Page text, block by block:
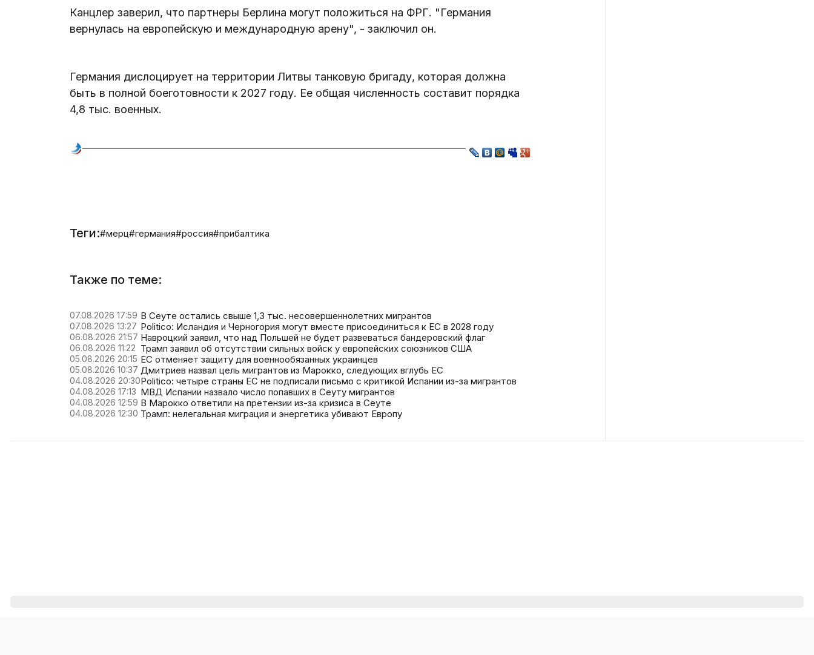
Канцлер заверил, что партнеры Берлина могут положиться на ФРГ. "Германия
вернулась на европейскую и международную арену", - заключил он.
Германия дислоцирует на территории Литвы танковую бригаду, которая должна
быть в полной боеготовности к 2027 году. Ее общая численность составит порядка
4,8 тыс. военных.
Теги:#мерц#германия#россия#прибалтика
Также по теме:
07.08.2026 17:59 В Сеуте остались свыше 1,3 тыс. несовершеннолетних мигрантов
07.08.2026 13:27 Politico: Исландия и Черногория могут вместе присоединиться к ЕС в 2028 году
06.08.2026 21:57 Навроцкий заявил, что над Польшей не будет развеваться бандеровский флаг
06.08.2026 11:22 Трамп заявил об отсутствии сильных войск у европейских союзников США
05.08.2026 20:15 ЕС отменяет защиту для военнообязанных украинцев
05.08.2026 10:37 Дмитриев назвал цель мигрантов из Марокко, следующих вглубь ЕС
04.08.2026 20:30Politico: четыре страны ЕС не подписали письмо с критикой Испании из-за мигрантов
04.08.2026 17:13 МВД Испании назвало число попавших в Сеуту мигрантов
04.08.2026 12:59 В Марокко ответили на претензии из-за кризиса в Сеуте
04.08.2026 12:30 Трамп: нелегальная миграция и энергетика убивают Европу